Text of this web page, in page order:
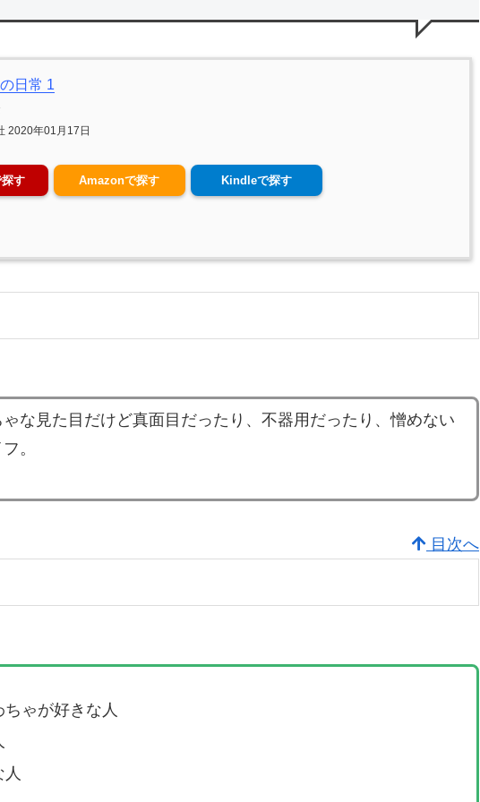
日常 1
2020年01月17日
す Amazonで探す Kindleで探す
な見た目だけど真面目だったり、不器用だったり、憎めない
。
目次へ
ゃが好きな人